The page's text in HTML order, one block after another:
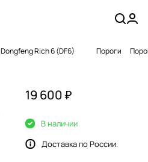
Dongfeng Rich 6 (DF6) Пороги
19 600 ₽
В наличии
Доставка по России.